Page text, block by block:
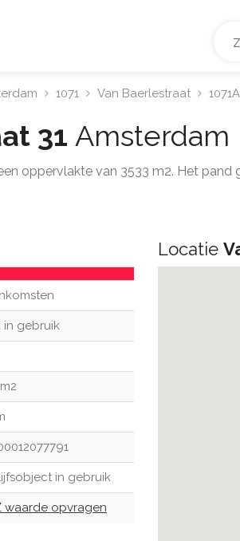
1071 Van Baerlestraat
31 Amsterdam
oppervlakte van 3533 m2. Het
in gebruik
in gebruik
waarde opvragen
Locatie